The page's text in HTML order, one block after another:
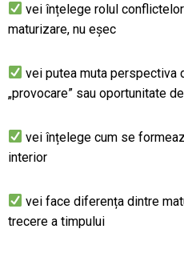
vei înțelege rolul
maturizare, nu eșec
vei putea muta perspectiva
„provocare” sau oportunitate
vei înțelege cum se
interior
vei face diferența dintre
trecere a timpului